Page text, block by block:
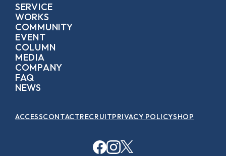
SERVICE
WORKS
COMMUNITY
EVENT
COLUMN
MEDIA
COMPANY
FAQ
NEWS
ACCESSCONTACTRECRUITPRIVACY POLICYSHOP